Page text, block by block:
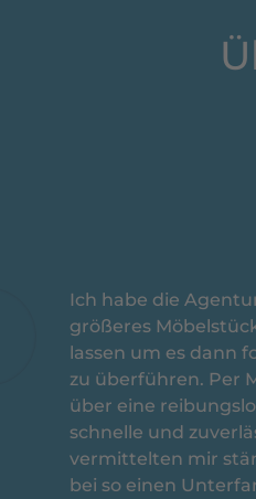
Ich habe die
größeres
lassen um es dann
zu überführen. Per
über eine
schnelle und
vermittelten mir
bei so einen